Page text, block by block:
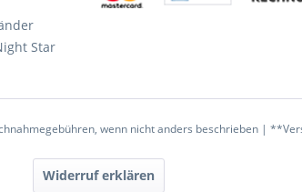
Star
wenn nicht anders beschrieben |
Widerruf erklären